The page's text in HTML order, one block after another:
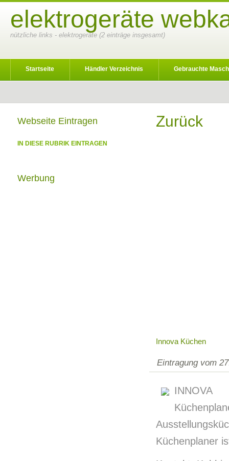
elektrogeräte
nützliche links - elektrogeräte (2 einträge insgesamt)
Startseite Händler Verzeichnis Gebrauchte
Zurück
Innova Küchen
Eintragung vom
INNOVA
Küchenplaner
Webseite Eintragen
IN DIESE RUBRIK EINTRAGEN
Werbung